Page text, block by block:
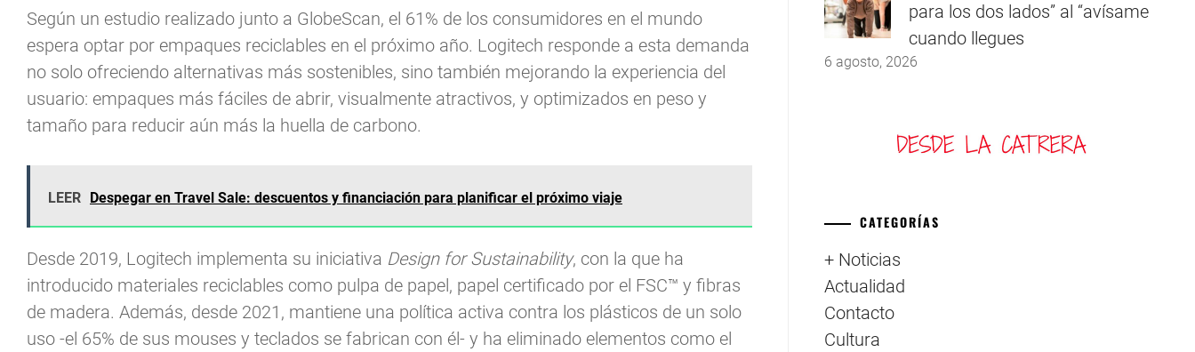
Según un estudio realizado junto a GlobeScan, el 61% de los consumidores en el mundo
espera optar por empaques reciclables en el próximo año. Logitech responde a esta demanda
no solo ofreciendo alternativas más sostenibles, sino también mejorando la experiencia del
usuario: empaques más fáciles de abrir, visualmente atractivos, y optimizados en peso y
tamaño para reducir aún más la huella de carbono.
LEER Despegar en Travel Sale: descuentos y financiación para planificar el próximo viaje
Desde 2019, Logitech implementa su iniciativa Design for Sustainability, con la que ha
introducido materiales reciclables como pulpa de papel, papel certificado por el FSC™ y fibras
de madera. Además, desde 2021, mantiene una política activa contra los plásticos de un solo
uso -el 65% de sus mouses y teclados se fabrican con él- y ha eliminado elementos como el
para los dos lados” al “avísame
cuando llegues
6 agosto, 2026
CATEGORÍAS
+ Noticias
Actualidad
Contacto
Cultura